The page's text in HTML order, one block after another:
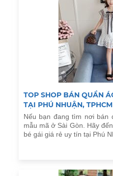
TOP SHOP BÁN QUẦN
TẠI PHÚ NHUẬN, TPHCM
Nếu bạn đang tìm nơi bán
mẫu mã ở Sài Gòn. Hãy
bé gái giá rẻ uy tín tại Phú